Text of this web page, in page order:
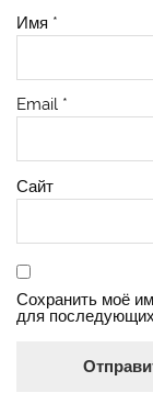
Имя *
Email *
Сайт
Сохранить моё
для